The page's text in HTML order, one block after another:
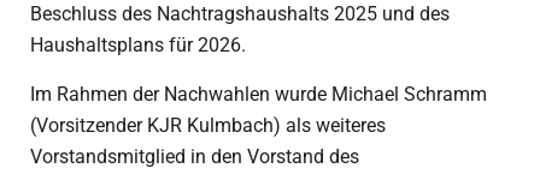
Beschluss des Nachtragshaushalts 2025 und des
Haushaltsplans für 2026.
Im Rahmen der Nachwahlen wurde Michael Schramm
(Vorsitzender KJR Kulmbach) als weiteres
Vorstandsmitglied in den Vorstand des